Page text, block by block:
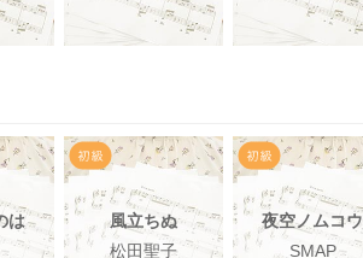
は
風立ちぬ
松田聖子
夜空ノムコウ
SMAP